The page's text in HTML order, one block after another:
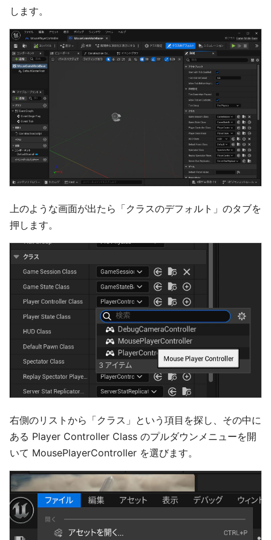
します。
上のような画面が出たら「クラスのデフォルト」のタブを
押します。
右側のリストから「クラス」という項目を探し、その中に
ある Player Controller Class のプルダウンメニューを開
いて MousePlayerController を選びます。